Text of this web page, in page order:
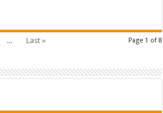
Page 1 of 8
... Last »